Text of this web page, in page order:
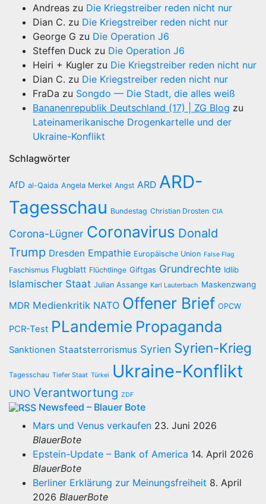
Andreas zu Die Kriegstreiber reden nicht nur
Dian C. zu Die Kriegstreiber reden nicht nur
George G zu Die Operation J6
Steffen Duck zu Die Operation J6
Heiri + Kugler zu Die Kriegstreiber reden nicht nur
Dian C. zu Die Kriegstreiber reden nicht nur
FraDa zu Songdo — Die Stadt, die alles weiß
Bananenrepublik Deutschland (17) | ZG Blog zu
Lateinamerikanische Drogenkartelle und der
Ukraine-Konflikt
Schlagwörter
AfD al-Qaida Angela Merkel Angst ARD ARD-
Tagesschau Bundestag Christian Drosten CIA
Corona-Lügner Coronavirus Donald
Trump Dresden Empathie Europäische Union False Flag
Faschismus Flugblatt Flüchtlinge Giftgas Grundrechte Idlib
Islamischer Staat Julian Assange Karl Lauterbach Maskenzwang
MDR Medienkritik NATO Offener Brief OPCW
PCR-Test PLandemie Propaganda
Sanktionen Staatsterrorismus Syrien Syrien-Krieg
Tagesschau Tiefer Staat Türkei Ukraine-Konflikt
UNO Verantwortung ZDF
Newsfeed – Blauer Bote
Mars und Venus verkaufen 23. Juni 2026
BlauerBote
Epstein-Update – Bank of America 14. April 2026
BlauerBote
Berliner Erklärung zur Meinungsfreiheit 8. April
2026 BlauerBote